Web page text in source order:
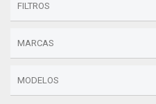
FILTROS
MARCAS
MODELOS